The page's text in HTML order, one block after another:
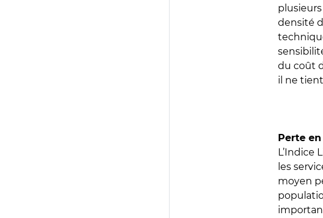
densité
du coût
il ne
Perte
L’Indice
les
moyen